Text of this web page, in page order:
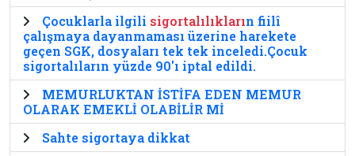
Çocuklarla ilgili sigortalılıkların fiilî
çalışmaya dayanmaması üzerine harekete
geçen SGK, dosyaları tek tek inceledi.Çocuk
sigortalıların yüzde 90'ı iptal edildi.
MEMURLUKTAN İSTİFA EDEN MEMUR
OLARAK EMEKLİ OLABİLİR Mİ
Sahte sigortaya dikkat